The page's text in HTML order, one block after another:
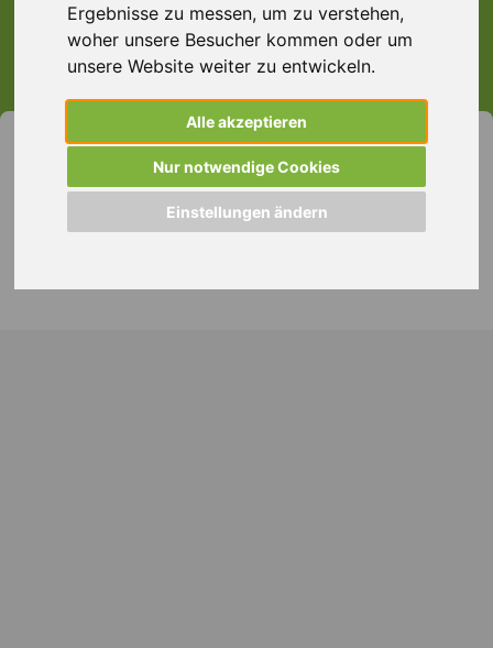
Ergebnisse zu messen, um zu verstehen,
woher unsere Besucher kommen oder um
unsere Website weiter zu entwickeln.
Alle akzeptieren
Nur notwendige Cookies
Einstellungen ändern
> Alle Jobs anzeigen.